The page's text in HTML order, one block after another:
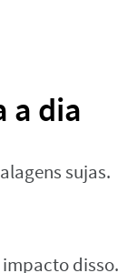
a dia
sujas.
disso.